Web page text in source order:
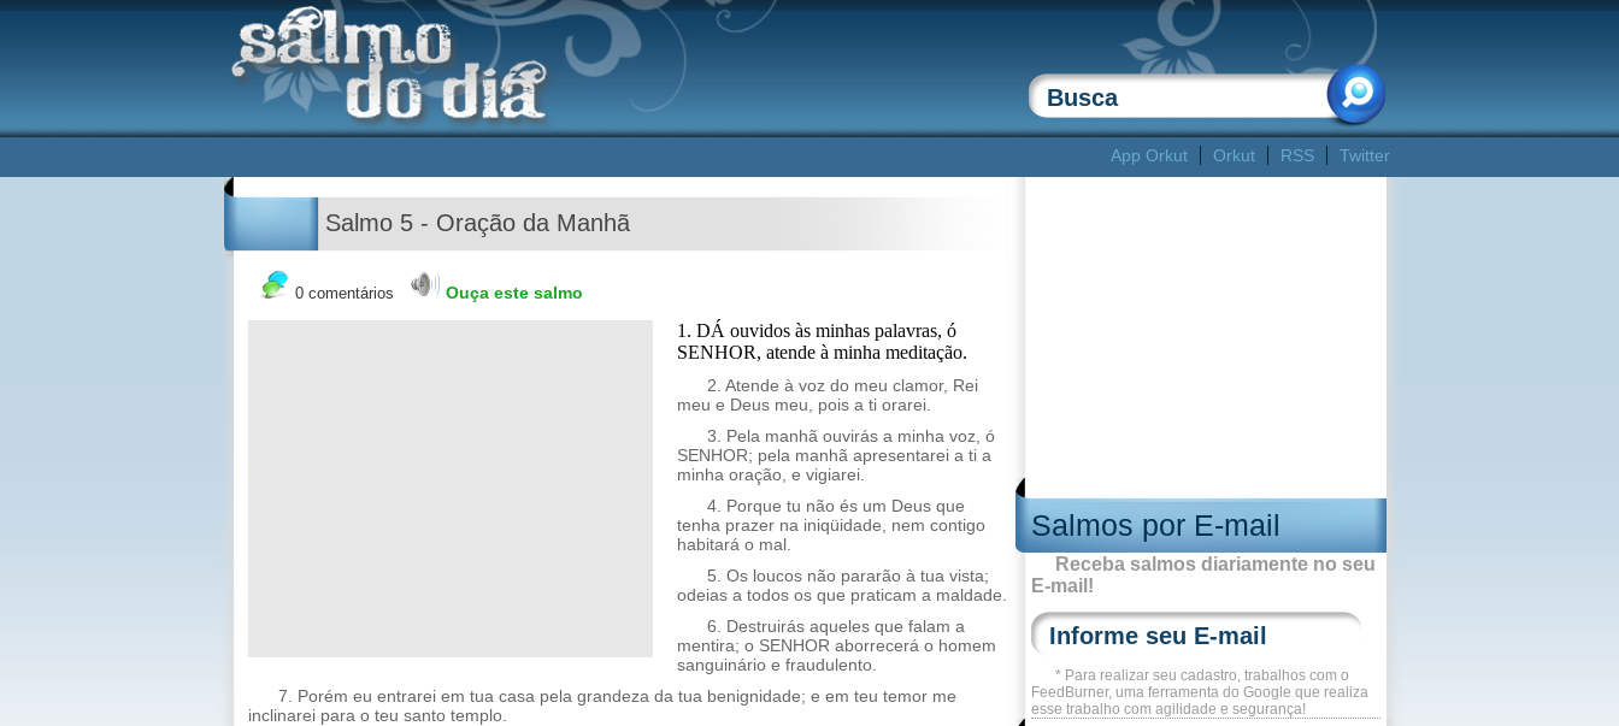
App Orkut Orkut RSS Twitter
Salmos por E-mail
Receba salmos diariamente no seu
E-mail!
* Para realizar seu cadastro, trabalhos com o
FeedBurner, uma ferramenta do Google que realiza
esse trabalho com agilidade e segurança!
Salmo 5 - Oração da Manhã
0 comentários Ouça este salmo
1. DÁ ouvidos às minhas palavras, ó
SENHOR, atende à minha meditação.
2. Atende à voz do meu clamor, Rei
meu e Deus meu, pois a ti orarei.
3. Pela manhã ouvirás a minha voz, ó
SENHOR; pela manhã apresentarei a ti a
minha oração, e vigiarei.
4. Porque tu não és um Deus que
tenha prazer na iniqüidade, nem contigo
habitará o mal.
5. Os loucos não pararão à tua vista;
odeias a todos os que praticam a maldade.
6. Destruirás aqueles que falam a
mentira; o SENHOR aborrecerá o homem
sanguinário e fraudulento.
7. Porém eu entrarei em tua casa pela grandeza da tua benignidade; e em teu temor me
inclinarei para o teu santo templo.